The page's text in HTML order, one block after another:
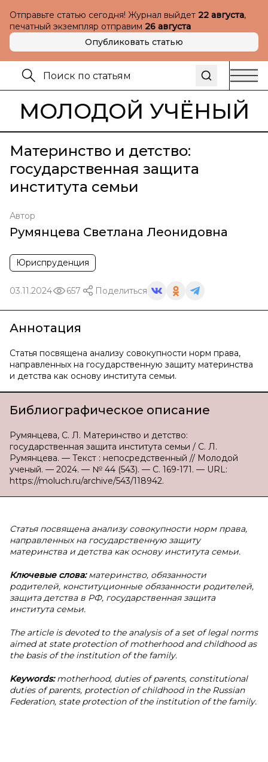
Отправьте статью сегодня! Журнал выйдет 22 августа,
печатный экземпляр отправим 26 августа
Опубликовать статью
МОЛОДОЙ УЧЁНЫЙ
Материнство и детство:
государственная защита
института семьи
Автор
Румянцева Светлана Леонидовна
Юриспруденция
03.11.2024 657 Поделиться
Аннотация
Статья посвящена анализу совокупности норм права,
направленных на государственную защиту материнства
и детства как основу института семьи.
Библиографическое описание
Румянцева, С. Л. Материнство и детство:
государственная защита института семьи / С. Л.
Румянцева. — Текст : непосредственный // Молодой
ученый. — 2024. — № 44 (543). — С. 169-171. — URL:
https://moluch.ru/archive/543/118942.
Статья посвящена анализу совокупности норм права,
направленных на государственную защиту
материнства и детства как основу института семьи.
Ключевые слова:материнство, обязанности
родителей, конституционные обязанности родителей,
защита детства в РФ, государственная защита
института семьи.
The article is devoted to the analysis of a set of legal norms
aimed at state protection of motherhood and childhood as
the basis of the institution of the family.
Keywords:motherhood, duties of parents, constitutional
duties of parents, protection of childhood in the Russian
Federation, state protection of the institution of the family.